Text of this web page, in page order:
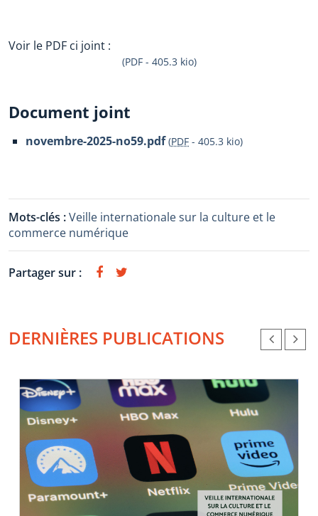
Voir le PDF ci joint :
(PDF - 405.3 kio)
Document joint
novembre-2025-no59.pdf (PDF - 405.3 kio)
Mots-clés :Veille internationale sur la culture et le
commerce numérique
Partager sur :
DERNIÈRES PUBLICATIONS